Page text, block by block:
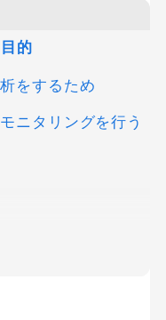
的
をするため
ニタリングを行う